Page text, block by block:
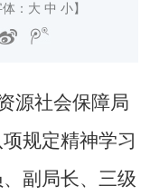
： 大 中 小 】
源社会保障局
规定精神学习
副局长、三级